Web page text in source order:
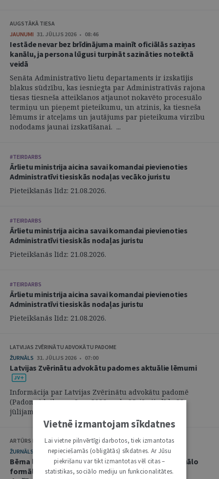
AUGSTĀKĀ TIESA
JAUNUMI 31. JŪLIJS 2026 • 08:46
Iestāde nevar bez brīdinājuma mainīt oficiālās saziņas
kanālu, ja persona lūgusi turpināt sazināties noteiktā
veidā
Senāta Administratīvo lietu departaments ir izskatījis
blakus sūdzību, kas iesniegta par Administratīvās rajona
tiesas tiesneša atteikšanos atjaunot nokavēto procesuālo
termiņu un pieņemt pieteikumu, un atzinis, ka tiesneša
lēmums ir atceļams un jautājums par pieteikuma virzību
nododams jaunai izskatīšanai. ...
#TEIRDARBS
Ārlietu ministrija aicina savai komandai pievienoties
Administratīvi tiesiskās nodaļas vecāko juristu
Pieteikšanās līdz: 21.08.2026.
#TEIRDARBS
Ārlietu ministrija aicina savai komandai pievienoties
Administratīvi tiesiskās nodaļas juristu
Pieteikšanās līdz: 21.08.2026.
#TEIRDARBS
Ārlietu ministrija aicina savai komandai pievienoties
Administratīvi tiesiskās nodaļas juristu
Pieteikšanās līdz: 21.08.2026.
LATVIJAS ZVĒRINĀTU ADVOKĀTU PADOME
ŽURNĀLS 31. JŪLIJS 2026 • 07:00
Latvijas Zvērinātu advokātu padomes aktuālie lēmumi
Informācija par Latvijas Zvērinātu advokātu padomē
(Padome) laikposmā no 2026. gada 25. jūnija līdz 28.
jūlijam pieņemtajiem lēmumiem. ...
ARTŪRS KURBATOVS, INGA KUDEIKINA, MARTA URBĀNE
ŽURNĀLS
29. JŪLIJS 2026 • 08:00
Bērna labākās intereses civilprocesā: starp procesuālo
formālismu un pienākumu nekavējoties reaģēt uz
Vietnē izmantojam sīkdatnes
Lai vietne pilnvērtīgi darbotos, tiek izmantotas
nepieciešamās (obligātās) sīkdatnes. Ar Jūsu
piekrišanu var tikt izmantotas vēl citas –
statistikas, sociālo mediju un funkcionalitātes.